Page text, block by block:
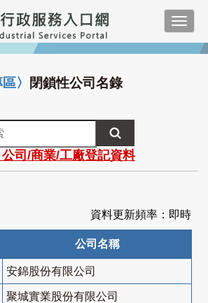
區〉 閉鎖性公司名錄
公司/商業/工廠登記資料
資料更新頻率：即時
公司名稱
安錦股份有限公司
聚城實業股份有限公司